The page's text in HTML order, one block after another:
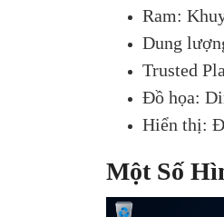
Ram:
Dung
Trusted
Đồ họa:
Hiển thị:
Một Số